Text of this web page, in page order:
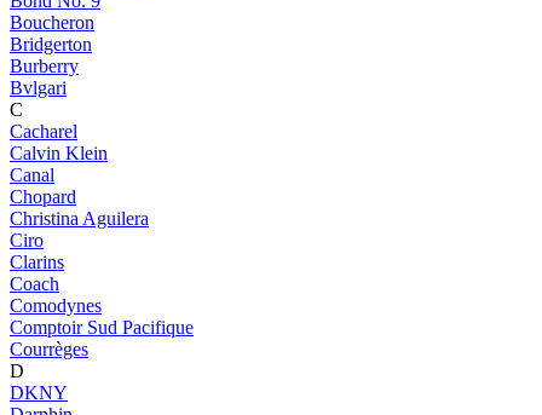
Boucheron
Bridgerton
Burberry
Bvlgari
C
Cacharel
Calvin Klein
Canal
Chopard
Christina Aguilera
Ciro
Clarins
Coach
Comodynes
Comptoir Sud Pacifique
Courrèges
D
DKNY